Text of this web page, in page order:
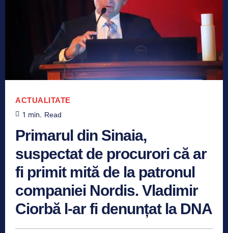
ACTUALITATE
1 min. Read
Primarul din Sinaia,
suspectat de procurori că ar
fi primit mită de la patronul
companiei Nordis. Vladimir
Ciorbă l-ar fi denunțat la DNA